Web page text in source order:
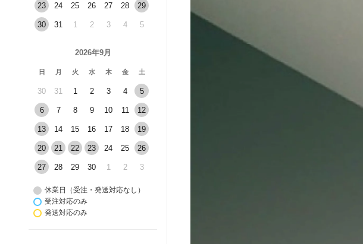
23 24 25 26 27 28 29
30 31 1 2 3 4 5
2026年9月
日 月 火 水 木 金 土
30 31 1 2 3 4 5
6 7 8 9 10 11 12
13 14 15 16 17 18 19
20 21 22 23 24 25 26
27 28 29 30 1 2 3
休業日（受注・発送対応なし）
受注対応のみ
発送対応のみ